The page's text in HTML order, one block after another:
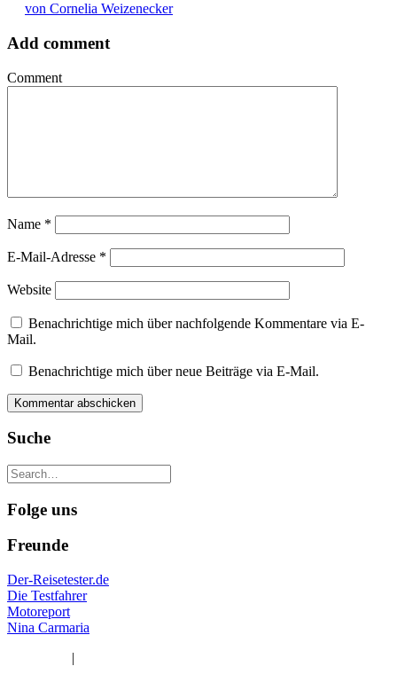
von Cornelia Weizenecker
Add comment
Comment
Name *
E-Mail-Adresse *
Website
Benachrichtige mich über nachfolgende Kommentare via E-
Mail.
Benachrichtige mich über neue Beiträge via E-Mail.
Suche
Folge uns
Freunde
Der-Reisetester.de
Die Testfahrer
Motoreport
Nina Carmaria
|